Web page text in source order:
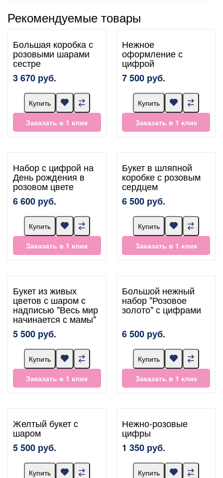
Рекомендуемые товары
Большая коробка с
розовыми шарами
сестре
3 670 руб.
Купить
Заказать в 1 клик
Нежное
оформление с
цифрой
7 500 руб.
Купить
Заказать в 1 клик
Набор с цифрой на
День рождения в
розовом цвете
6 600 руб.
Купить
Заказать в 1 клик
Букет в шляпной
коробке с розовым
сердцем
6 500 руб.
Купить
Заказать в 1 клик
Букет из живых
цветов с шаром с
надписью "Весь мир
начинается с мамы"
5 500 руб.
Купить
Заказать в 1 клик
Большой нежный
набор "Розовое
золото" с цифрами
6 500 руб.
Купить
Заказать в 1 клик
Желтый букет с
шаром
5 500 руб.
Купить
Нежно-розовые
цифры
1 350 руб.
Купить